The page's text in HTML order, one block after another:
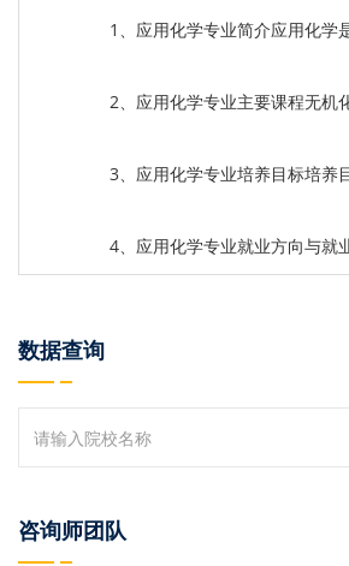
1、应用化学专业简介应用化学
2、应用化学专业主要课程无机
3、应用化学专业培养目标培养
4、应用化学专业就业方向与就
数据查询
咨询师团队